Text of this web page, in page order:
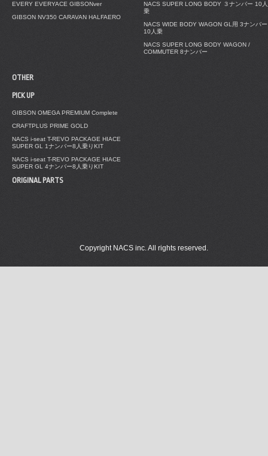
EVERY EVERYACE GIBSONver
GIBSON NV350 CARAVAN HALFAERO
NACS SUPER LONG BODY ３ナンバー 10人
乗
NACS WIDE BODY WAGON GL用 3ナンバー
10人乗
NACS SUPER LONG BODY WAGON /
COMMUTER 8ナンバー
OTHER
PICK UP
GIBSON OMEGA PREMIUM Complete
CRAFTPLUS PRIME GOLD
NACS i-seat T-REVO PACKAGE HIACE
SUPER GL 1ナンバー8人乗りKIT
NACS i-seat T-REVO PACKAGE HIACE
SUPER GL 4ナンバー8人乗りKIT
ORIGINAL PARTS
Copyright NACS inc. All rights reserved.